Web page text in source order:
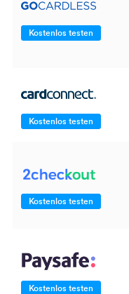
Kostenlos testen
Kostenlos testen
Kostenlos testen
Kostenlos testen